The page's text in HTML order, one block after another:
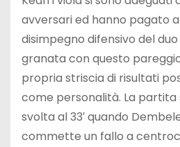
avversari ed hanno pagato
disimpegno difensivo del
granata con questo
propria striscia di risultati
come personalità. La partita
svolta al 33′ quando
commette un fallo a